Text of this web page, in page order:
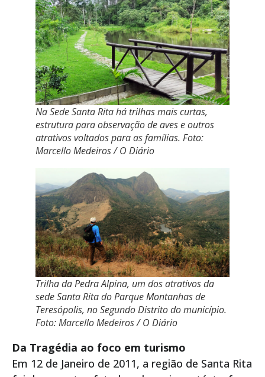
Na Sede Santa Rita há trilhas mais curtas,
estrutura para observação de aves e outros
atrativos voltados para as famílias. Foto:
Marcello Medeiros / O Diário
Trilha da Pedra Alpina, um dos atrativos da
sede Santa Rita do Parque Montanhas de
Teresópolis, no Segundo Distrito do município.
Foto: Marcello Medeiros / O Diário
Da Tragédia ao foco em turismo
Em 12 de Janeiro de 2011, a região de Santa Rita